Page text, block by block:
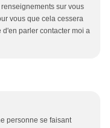
sur vous
vous que cela cessera
d'en parler contacter moi a
personne se faisant